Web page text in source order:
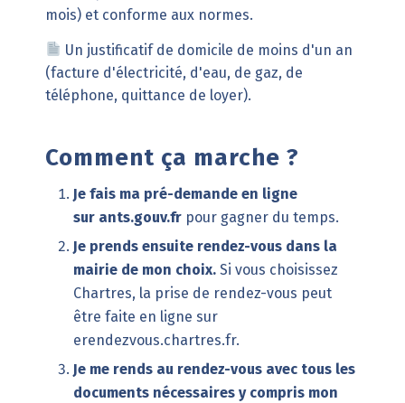
mois) et conforme aux normes.
Un justificatif de domicile de moins d'un an
(facture d'électricité, d'eau, de gaz, de
téléphone, quittance de loyer).
Comment ça marche ?
Je fais ma pré-demande en ligne
sur ants.gouv.frpour gagner du temps.
Je prends ensuite rendez-vous dans la
mairie de mon choix.Si vous choisissez
Chartres, la prise de rendez-vous peut
être faite en ligne sur
erendezvous.chartres.fr.
Je me rends au rendez-vous avec tous les
documents nécessaires y compris mon